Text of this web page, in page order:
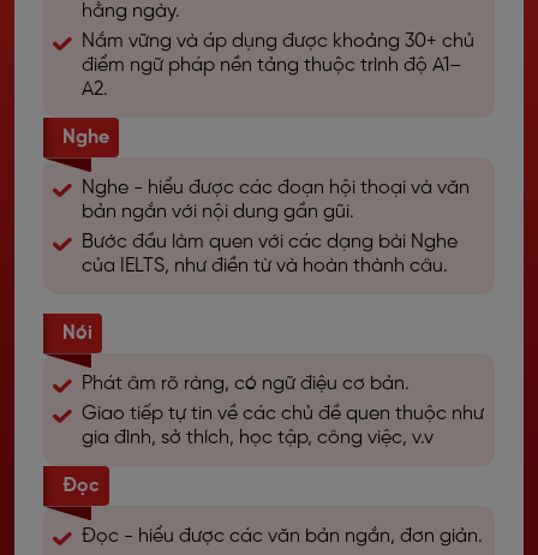
hằng ngày.
Nắm vững và áp dụng được khoảng 30+ chủ
điểm ngữ pháp nền tảng thuộc trình độ A1–
A2.
Nghe
Nghe - hiểu được các đoạn hội thoại và văn
bản ngắn với nội dung gần gũi.
Bước đầu làm quen với các dạng bài Nghe
của IELTS, như điền từ và hoàn thành câu.
Nói
Phát âm rõ ràng, có ngữ điệu cơ bản.
Giao tiếp tự tin về các chủ đề quen thuộc như
gia đình, sở thích, học tập, công việc, v.v
Đọc
Đọc - hiểu được các văn bản ngắn, đơn giản.